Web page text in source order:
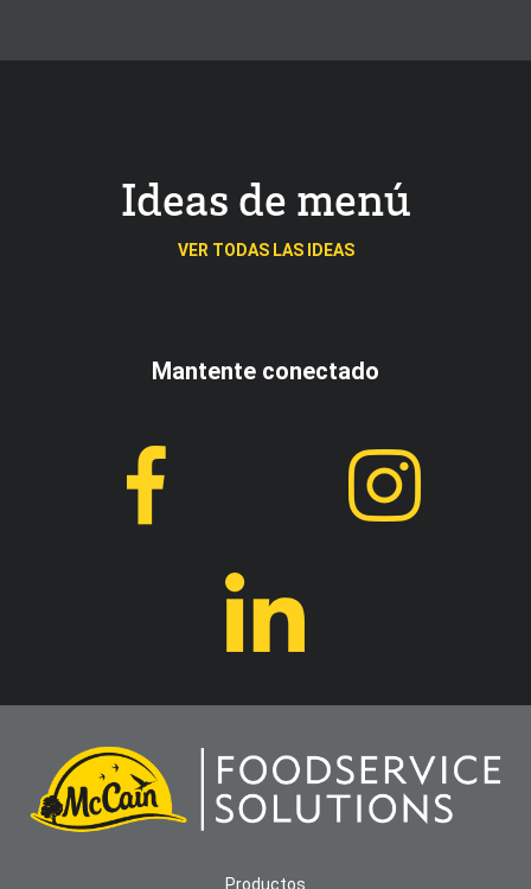
Ideas de menú
VER TODAS LAS IDEAS
Mantente conectado
Productos